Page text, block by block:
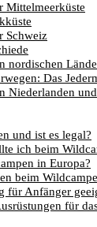
Mittelmeerküste
Schweiz
nordischen
Das
Niederlanden
und ist es legal?
ich beim
in Europa?
beim
für Anfänger
für